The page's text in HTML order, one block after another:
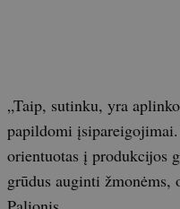
„Taip, sutinku, yra
papildomi
orientuotas į produkcijos
grūdus auginti žmonėms,